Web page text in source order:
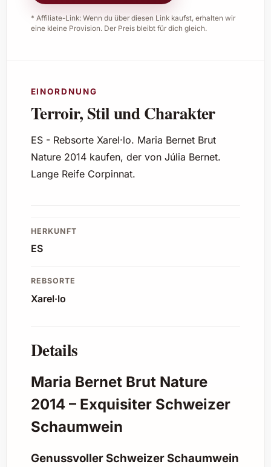
* Affiliate-Link: Wenn du über diesen Link kaufst, erhalten wir
eine kleine Provision. Der Preis bleibt für dich gleich.
EINORDNUNG
Terroir, Stil und Charakter
ES - Rebsorte Xarel·lo. Maria Bernet Brut
Nature 2014 kaufen, der von Júlia Bernet.
Lange Reife Corpinnat.
HERKUNFT
ES
REBSORTE
Xarel·lo
Details
Maria Bernet Brut Nature
2014 – Exquisiter Schweizer
Schaumwein
Genussvoller Schweizer Schaumwein